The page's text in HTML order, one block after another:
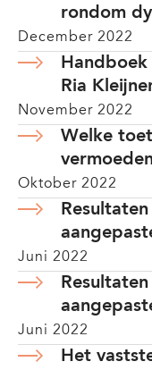
rondom
December 2022
Handboek
Ria
November 2022
Welke
Oktober 2022
Juni 2022
Juni 2022
Het